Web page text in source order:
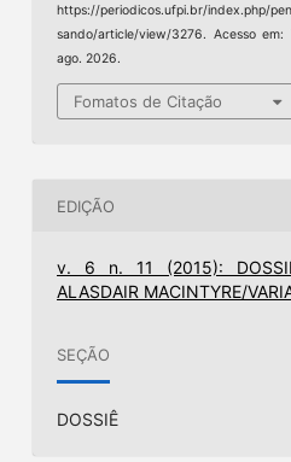
https://periodicos.ufpi.br/index.php/pen
sando/article/view/3276. Acesso em:
ago. 2026.
Fomatos de Citação
EDIÇÃO
v. 6 n. 11 (2015):
ALASDAIR MACINTYRE/
SEÇÃO
DOSSIÊ